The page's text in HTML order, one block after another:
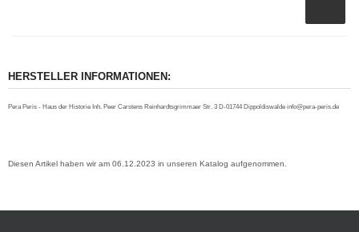
HERSTELLER INFORMATIONEN:
Pera Peris - Haus der Historie Inh. Peer Carstens Reinhardtsgrimmaer Str. 3 D-01744 Dippoldiswalde info@pera-peris.de
Diesen Artikel haben wir am 06.12.2023 in unseren Katalog aufgenommen.